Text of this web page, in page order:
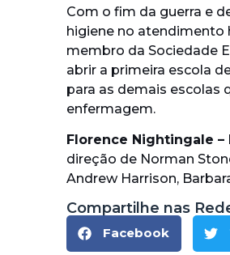
Com o fim da guerra e
higiene no atendimento
membro da Sociedade
abrir a primeira escola
para as demais escolas
enfermagem.
Florence Nightingale
direção de Norman
Andrew Harrison,
Compartilhe nas
Facebook